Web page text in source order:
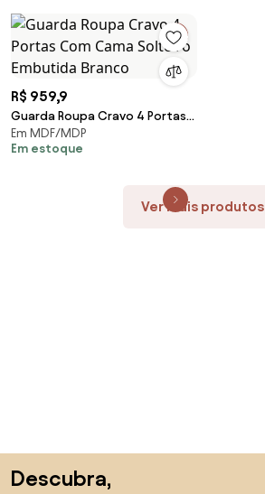
R$ 959,9
Guarda Roupa Cravo 4 Portas
Com Cama Solteiro Embutida
Branco
Em MDF/MDP
Em estoque
Ver mais produtos
Descubra,